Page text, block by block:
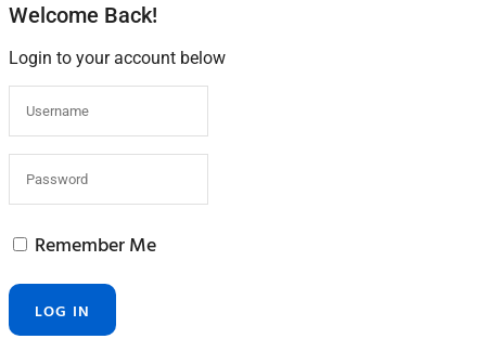
Welcome Back!
Login to your account below
Remember Me